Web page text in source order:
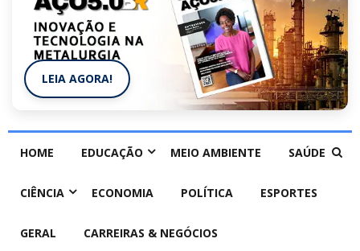
LEIA AGORA!
HOME EDUCAÇÃO MEIO AMBIENTE SAÚDE
CIÊNCIA ECONOMIA POLÍTICA ESPORTES
GERAL CARREIRAS & NEGÓCIOS